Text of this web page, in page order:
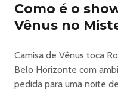
- Passaporte 2 dias
- Passaporte 2 dias
- Ingresso 1 dia (12/07)
- Ingresso Inteira (11/07
Como é o
Vênus no
Camisa de Vênus toca
Belo Horizonte com
pedida para uma noite